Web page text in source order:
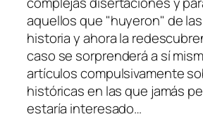
aquellos que "huyeron" de
historia y ahora la
caso se sorprenderá a sí
artículos compulsivamente
históricas en las que jamás
estaría interesado…